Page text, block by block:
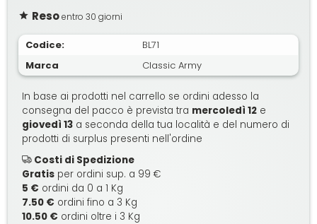
Resoentro 30 giorni
Codice:
BL71
Marca
Classic Army
In base ai prodotti nel carrello se ordini adesso la
consegna del pacco è prevista tra mercoledì 12 e
giovedì 13 a seconda della tua località e del numero di
prodotti di surplus presenti nell'ordine
Costi di Spedizione
Gratis per ordini sup. a 99 €
5 € ordini da 0 a 1 Kg
7.50 € ordini fino a 3 Kg
10.50 € ordini oltre i 3 Kg